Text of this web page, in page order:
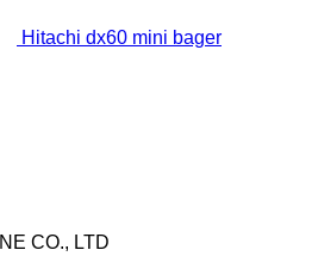
Hitachi dx60 mini bager
CO., LTD